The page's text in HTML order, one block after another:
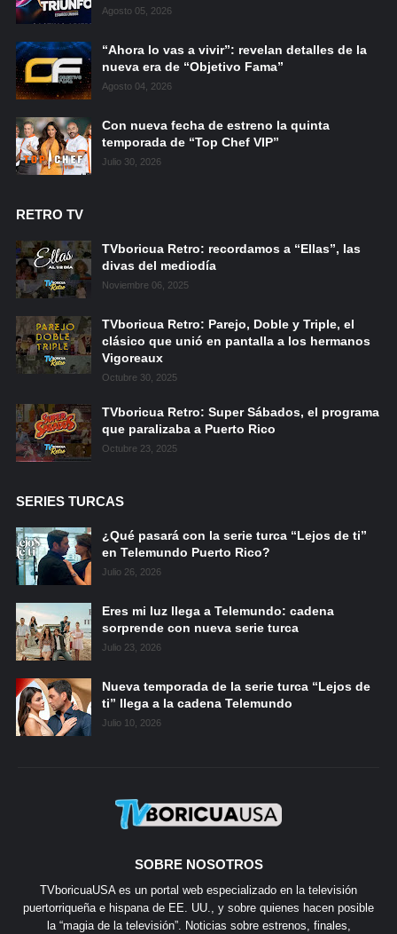
Agosto 05, 2026
“Ahora lo vas a vivir”: revelan detalles de la
nueva era de “Objetivo Fama”
Agosto 04, 2026
Con nueva fecha de estreno la quinta
temporada de “Top Chef VIP”
Julio 30, 2026
RETRO TV
TVboricua Retro: recordamos a “Ellas”, las
divas del mediodía
Noviembre 06, 2025
TVboricua Retro: Parejo, Doble y Triple, el
clásico que unió en pantalla a los hermanos
Vigoreaux
Octubre 30, 2025
TVboricua Retro: Super Sábados, el programa
que paralizaba a Puerto Rico
Octubre 23, 2025
SERIES TURCAS
¿Qué pasará con la serie turca “Lejos de ti”
en Telemundo Puerto Rico?
Julio 26, 2026
Eres mi luz llega a Telemundo: cadena
sorprende con nueva serie turca
Julio 23, 2026
Nueva temporada de la serie turca “Lejos de
ti” llega a la cadena Telemundo
Julio 10, 2026
SOBRE NOSOTROS
TVboricuaUSA es un portal web especializado en la televisión
puertorriqueña e hispana de EE. UU., y sobre quienes hacen posible
la “magia de la televisión”. Noticias sobre estrenos, finales,